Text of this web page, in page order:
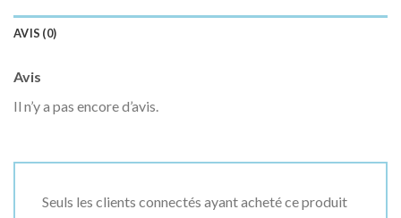
AVIS (0)
Avis
Il n’y a pas encore d’avis.
Seuls les clients connectés ayant acheté ce produit